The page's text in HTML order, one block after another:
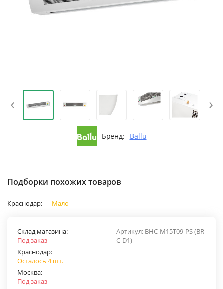
‹ ›
Бренд: Ballu
Подборки похожих товаров
Краснодар: Мало
Артикул: BHC-M15T09-PS (BR
C-D1)
Склад магазина:
Под заказ
Краснодар:
Осталось 4 шт.
Москва:
Под заказ